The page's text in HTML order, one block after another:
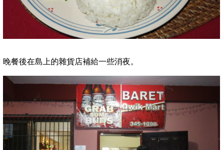
晚餐後在島上的雜貨店補給一些消夜。